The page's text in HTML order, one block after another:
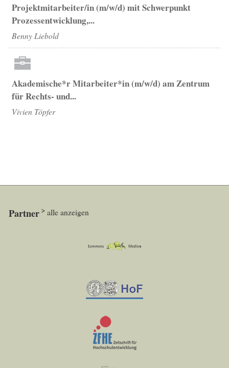
Projektmitarbeiter/in (m/w/d) mit Schwerpunkt
Prozessentwicklung,...
Benny Liebold
Akademische*r Mitarbeiter*in (m/w/d) am Zentrum
für Rechts- und...
Vivien Töpfer
Partner alle anzeigen